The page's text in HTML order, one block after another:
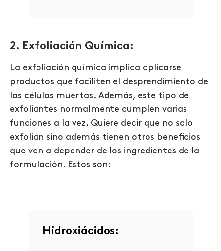
2. Exfoliación Química:
La exfoliación química implica aplicarse
productos que faciliten el desprendimiento de
las células muertas. Además, este tipo de
exfoliantes normalmente cumplen varias
funciones a la vez. Quiere decir que no solo
exfolian sino además tienen otros beneficios
que van a depender de los ingredientes de la
formulación. Estos son:
Hidroxiácidos: